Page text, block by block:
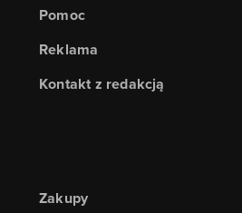
Pomoc
Reklama
Kontakt z redakcją
Zakupy